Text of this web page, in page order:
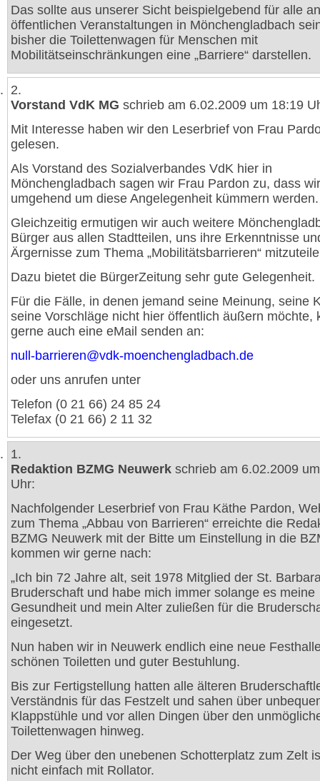
Das sollte aus unserer Sicht beispielgebend für alle
öffentlichen Veranstaltungen in Mönchengladbach
bisher die Toilettenwagen für Menschen mit
Mobilitätseinschränkungen eine „Barriere“ darstellen.
2.
Vorstand VdK MG schrieb am 6.02.2009 um 18:19
Mit Interesse haben wir den Leserbrief von Frau
gelesen.
Als Vorstand des Sozialverbandes VdK hier in
Mönchengladbach sagen wir Frau Pardon zu, dass
umgehend um diese Angelegenheit kümmern werden.
Gleichzeitig ermutigen wir auch weitere
Bürger aus allen Stadtteilen, uns ihre Erkenntnisse
Ärgernisse zum Thema „Mobilitätsbarrieren“
Dazu bietet die BürgerZeitung sehr gute Gelegenheit.
Für die Fälle, in denen jemand seine Meinung, seine
seine Vorschläge nicht hier öffentlich äußern möchte,
gerne auch eine eMail senden an:
null-barrieren@vdk-moenchengladbach.de
oder uns anrufen unter
Telefon (0 21 66) 24 85 24
Telefax (0 21 66) 2 11 32
1.
Redaktion BZMG Neuwerk schrieb am 6.02.2009
Uhr:
Nachfolgender Leserbrief von Frau Käthe Pardon,
zum Thema „Abbau von Barrieren“ erreichte die
BZMG Neuwerk mit der Bitte um Einstellung in die
kommen wir gerne nach:
„Ich bin 72 Jahre alt, seit 1978 Mitglied der St.
Bruderschaft und habe mich immer solange es meine
Gesundheit und mein Alter zuließen für die
eingesetzt.
Nun haben wir in Neuwerk endlich eine neue
schönen Toiletten und guter Bestuhlung.
Bis zur Fertigstellung hatten alle älteren
Verständnis für das Festzelt und sahen über
Klappstühle und vor allen Dingen über den
Toilettenwagen hinweg.
Der Weg über den unebenen Schotterplatz zum Zelt
nicht einfach mit Rollator.